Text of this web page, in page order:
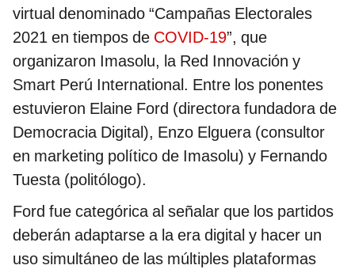
virtual denominado “Campañas Electorales
2021 en tiempos de COVID-19”, que
organizaron Imasolu, la Red Innovación y
Smart Perú International. Entre los ponentes
estuvieron Elaine Ford (directora fundadora de
Democracia Digital), Enzo Elguera (consultor
en marketing político de Imasolu) y Fernando
Tuesta (politólogo).
Ford fue categórica al señalar que los partidos
deberán adaptarse a la era digital y hacer un
uso simultáneo de las múltiples plataformas